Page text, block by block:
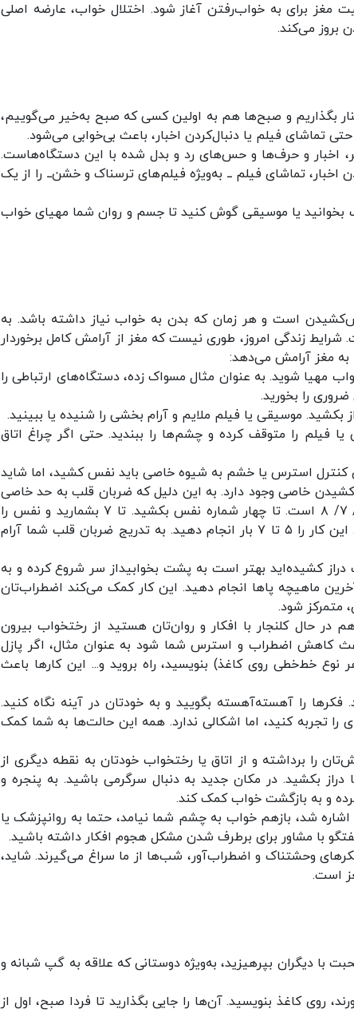
مغز برای به خواب‌رفتن آغاز شود. اختلال خواب، عارضه اصلی
بروز می‌کند.
بگذاریم و صبح‌ها هم به اولین کسی که صبح به‌خیر می‌گوییم،
تماشای فیلم یا دنبال‌کردن اخبار، باعث بی‌خوابی می‌شود.
اخبار و حرف‌ها و حس‌های رد و بدل شده با این دستگاه‌هاست.
تماشای فیلم ــ به‌ویژه فیلم‌های ترسناک و خشن ــ را از یک
بخوانید یا موسیقی گوش کنید تا جسم و روان شما مهیای خواب
است و هر زمان که بدن به خواب نیاز داشته باشد. به‌
شرایط زندگی امروز، طوری نیست که مغز از آرامش کامل برخوردار
به مغز آرامش می‌دهد:
مهیا شوید. به عنوان مثال مسواک زده، دستگاه‌های ارتباطی را
را بخورید.
موسیقی یا فیلم ملایم و آرام بخشی را شنیده یا ببینید.
را متوقف کرده و چشم‌ها را ببندید. حتی اگر چراغ اتاق
کنترل استرس یا خشم به شیوه خاصی باید نفس کشید، اما شاید
خاصی وجود دارد. به این دلیل که ضربان قلب به حد خاصی
برسد تا بدن به سمت خواب برود. این روش، شمارش ۴/ ۷/ ۸ است. تا چهار شماره نفس بکشید. تا ۷ بشمارید و نفس را
حبس کنید و تا هشت شماره نفس را عمیق بیرون دهید. این کار را ۵ تا ۷ بار انجام دهید. به‌ تدریج ضربان قلب شما آرام
کشیده‌اید بهتر است به پشت بخوابید از سر شروع کرده و به‌
ماهیچه پا‌ها انجام دهید. این کار کمک می‌کند اضطراب‌تان
متمرکز شود.
در حال کلنجار با افکار و روان‌تان هستید از رختخواب بیرون
کاهش اضطراب و استرس شما شود به عنوان مثال، اگر پازل
خط‌خطی روی کاغذ) بنویسید، راه بروید و... این کار‌ها باعث
فکر‌ها را آهسته‌آهسته بگویید و به خودتان در آینه نگاه کنید.
تجربه کنید، اما اشکالی ندارد. همه این حالت‌ها به شما کمک
را برداشته و از اتاق یا رختخواب خودتان به نقطه دیگری از
دراز بکشید. در مکان جدید به دنبال سرگرمی باشید. به پنجره و
و به بازگشت خواب کمک کند.
اشاره شد، بازهم خواب به چشم شما نیامد، حتما به روانپزشک یا
با مشاور برای برطرف شدن مشکل هجوم افکار داشته باشید.
فکر‌های وحشتناک و اضطراب‌آور، شب‌ها از ما سراغ می‌گیرند. شاید،
است.
با دیگران بپرهیزید، به‌ویژه دوستانی که علاقه به گپ شبانه و
روی کاغذ بنویسید. آن‌ها را جایی بگذارید تا فردا صبح، اول از